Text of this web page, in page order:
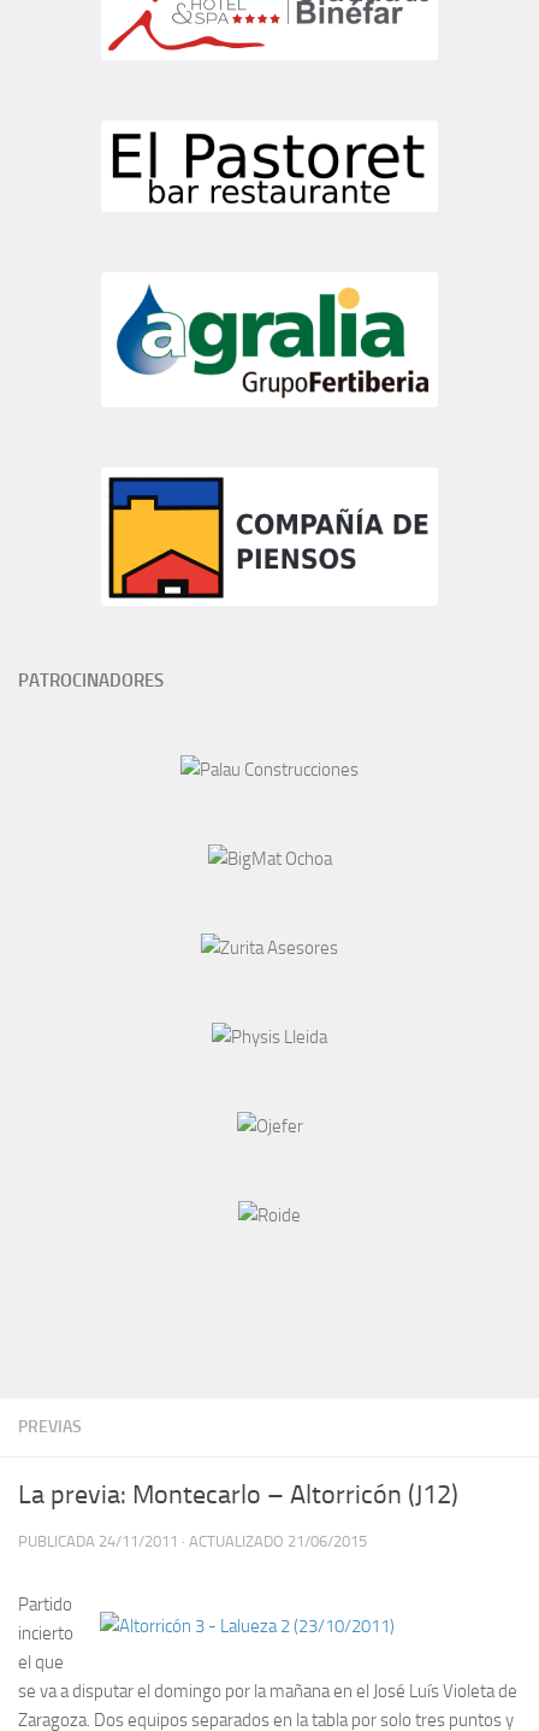
PREVIAS
La previa: Montecarlo – Altorricón (J12)
PUBLICADA 24/11/2011 · ACTUALIZADO 21/06/2015
Partido
incierto
el que
se va a disputar el domingo por la mañana en el José Luís Violeta de
Zaragoza. Dos equipos separados en la tabla por solo tres puntos y
PATROCINADORES